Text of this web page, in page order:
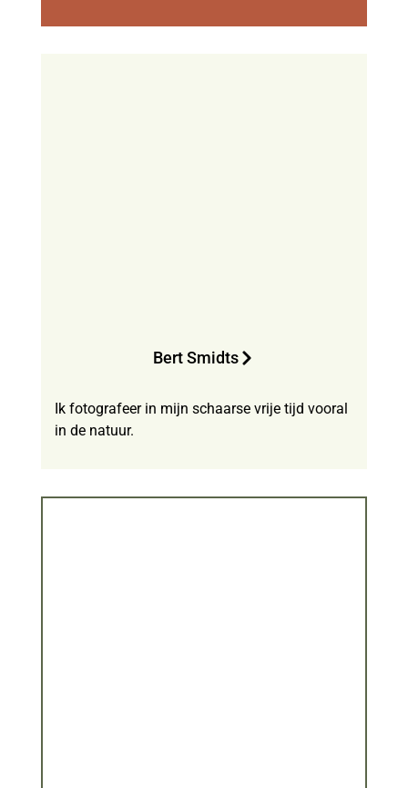
Bert Smidts
Ik fotografeer in mijn schaarse vrije tijd vooral
in de natuur.